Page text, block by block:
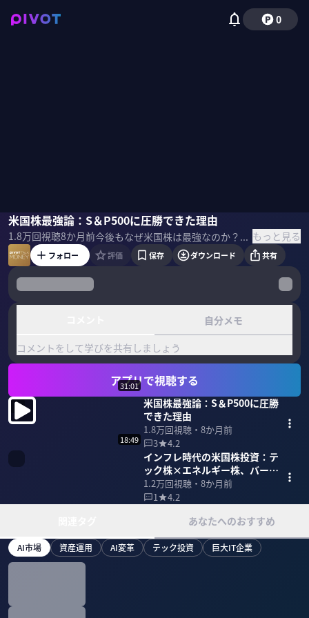
0
米国株最強論：S＆P500に圧勝できた理由
1.8万回視聴8か月前 今後もなぜ米国株は最強なのか？どうすればS＆P500を上回るパフォーマンスを記録できるのか？米国株投資のプロで、元フィデリティ投信投資調査部長のポール・サイ氏に「投資の３つのステップ」を中心に話を聞いた。 ＜ゲスト＞ ポール・サイ｜ストラテジスト 台湾系アメリカ人。UCLA機械工学部卒、カーネギーメロン大学MBA修了。外資系資産運用会社・フィデリティ投信にて株式アナリストとして活躍。上海オフィスの立ち上げ、中国株調査部長、日本株調査部長として株式調査を12年以上携わった後、2017年に独立。40代でFIREを達成。現在は、不動産投資と米国株式を中心に運用しながら、個人投資家への助言を行う。中国語、英語、日本語に堪能。米国株などでの資産運用を助言するメルマガを配信中。 ポール・サイ氏のメルマガ： もっと見る
ポール・サイ佐々木紀彦
フォロー 評価 保存 ダウンロード 共有
自分メモ
コメントをして学びを共有しましょう
アプリで視聴する
31:01
米国株最強論：S＆P500に圧勝
できた理由
1.8万回視聴・ 8か月前
3
4.2
18:49
インフレ時代の米国株投資：テ
ック株×エネルギー株、バーベ
ル戦略を実践せよ
1.2万回視聴・ 8か月前
1
4.2
あなたへのおすすめ
AI市場 資産運用 AI変革 テック投資 巨大IT企業